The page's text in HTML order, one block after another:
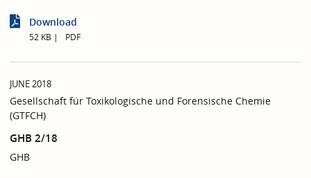
Download
52 KB PDF
JUNE 2018
Gesellschaft für Toxikologische und Forensische Chemie
(GTFCH)
GHB 2/18
GHB